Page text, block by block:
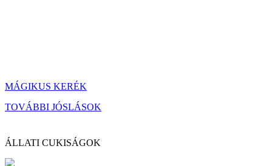
MÁGIKUS KERÉK
TOVÁBBI JÓSLÁSOK
ÁLLATI CUKISÁGOK